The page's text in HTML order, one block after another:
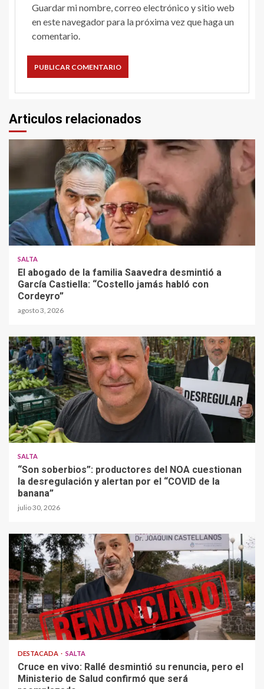
Guardar mi nombre, correo electrónico y sitio web
en este navegador para la próxima vez que haga un
comentario.
Articulos relacionados
SALTA
El abogado de la familia Saavedra desmintió a
García Castiella: “Costello jamás habló con
Cordeyro”
agosto 3, 2026
SALTA
“Son soberbios”: productores del NOA cuestionan
la desregulación y alertan por el “COVID de la
banana”
julio 30, 2026
DESTACADA SALTA
Cruce en vivo: Rallé desmintió su renuncia, pero el
Ministerio de Salud confirmó que será